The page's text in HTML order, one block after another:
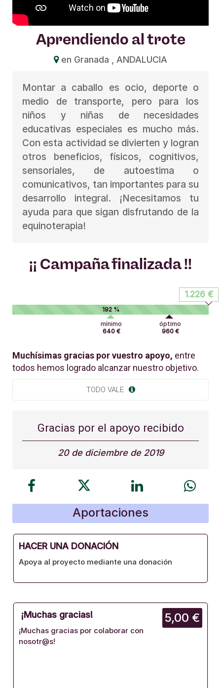
Aprendiendo al trote
en Granada , ANDALUCIA
Montar a caballo es ocio, deporte o
medio de transporte, pero para los
niños y niñas de necesidades
educativas especiales es mucho más.
Con esta actividad se divierten y logran
otros beneficios, físicos, cognitivos,
sensoriales, de autoestima o
comunicativos, tan importantes para su
desarrollo integral. ¡Necesitamos tu
ayuda para que sigan disfrutando de la
equinoterapia!
¡¡ Campaña finalizada !!
1.226 €
192 %
mínimo
640 €
óptimo
960 €
Muchísimas gracias por vuestro apoyo, entre
todos hemos logrado alcanzar nuestro objetivo.
TODO VALE
Gracias por el apoyo recibido
20 de diciembre de 2019
Aportaciones
HACER UNA DONACIÓN
Apoya al proyecto mediante una donación
5,00 €
¡Muchas gracias!
¡Muchas gracias por colaborar con
nosotr@s!